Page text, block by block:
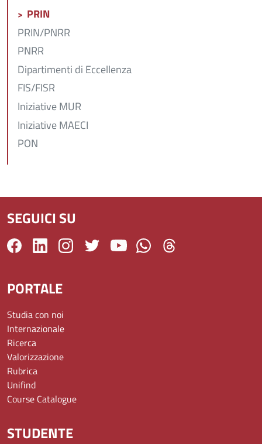
PRIN
PRIN/PNRR
PNRR
Dipartimenti di Eccellenza
FIS/FISR
Iniziative MUR
Iniziative MAECI
PON
SEGUICI SU
PORTALE
Studia con noi
Internazionale
Ricerca
Valorizzazione
Rubrica
Unifind
Course Catalogue
STUDENTE